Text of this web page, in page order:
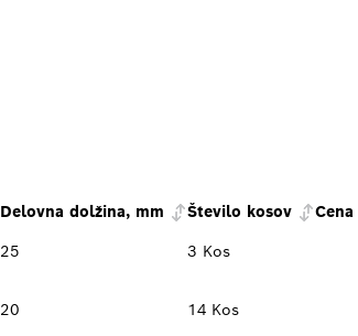
Delovna dolžina, mm Število kosov Cena
25 3 Kos
20 14 Kos